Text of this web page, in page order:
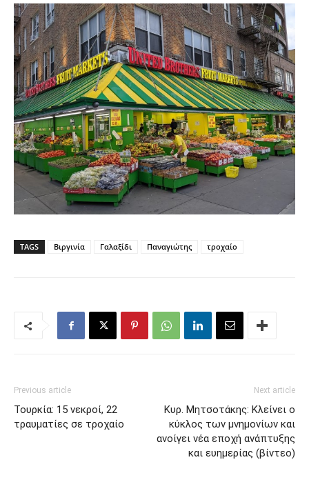
TAGS Βιργινία Γαλαξίδι Παναγιώτης τροχαίο
Previous article
Τουρκία: 15 νεκροί, 22
τραυματίες σε τροχαίο
Next article
Κυρ. Μητσοτάκης: Κλείνει ο
κύκλος των μνημονίων και
ανοίγει νέα εποχή ανάπτυξης
και ευημερίας (βίντεο)